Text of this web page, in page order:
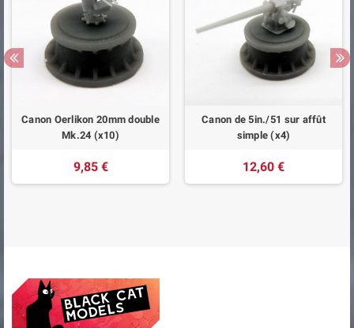
Canon Oerlikon 20mm double
Mk.24 (x10)
9,85 €
Canon de 5in./51 sur affût
simple (x4)
12,60 €